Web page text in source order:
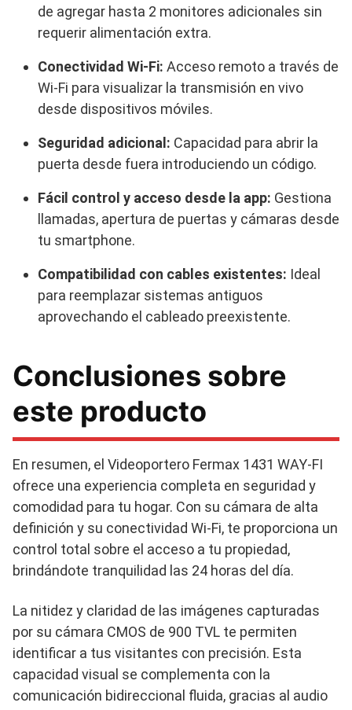
de agregar hasta 2 monitores adicionales sin
requerir alimentación extra.
Conectividad Wi-Fi: Acceso remoto a través de
Wi-Fi para visualizar la transmisión en vivo
desde dispositivos móviles.
Seguridad adicional: Capacidad para abrir la
puerta desde fuera introduciendo un código.
Fácil control y acceso desde la app: Gestiona
llamadas, apertura de puertas y cámaras desde
tu smartphone.
Compatibilidad con cables existentes: Ideal
para reemplazar sistemas antiguos
aprovechando el cableado preexistente.
Conclusiones sobre
este producto
En resumen, el Videoportero Fermax 1431 WAY-FI
ofrece una experiencia completa en seguridad y
comodidad para tu hogar. Con su cámara de alta
definición y su conectividad Wi-Fi, te proporciona un
control total sobre el acceso a tu propiedad,
brindándote tranquilidad las 24 horas del día.
La nitidez y claridad de las imágenes capturadas
por su cámara CMOS de 900 TVL te permiten
identificar a tus visitantes con precisión. Esta
capacidad visual se complementa con la
comunicación bidireccional fluida, gracias al audio